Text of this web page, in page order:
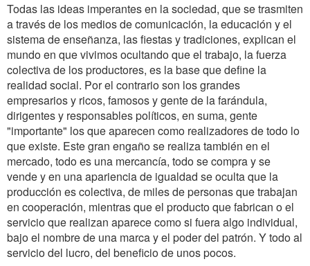
Todas las ideas imperantes en la sociedad, que se trasmiten
a través de los medios de comunicación, la educación y el
sistema de enseñanza, las fiestas y tradiciones, explican el
mundo en que vivimos ocultando que el trabajo, la fuerza
colectiva de los productores, es la base que define la
realidad social. Por el contrario son los grandes
empresarios y ricos, famosos y gente de la farándula,
dirigentes y responsables políticos, en suma, gente
"importante" los que aparecen como realizadores de todo lo
que existe. Este gran engaño se realiza también en el
mercado, todo es una mercancía, todo se compra y se
vende y en una apariencia de igualdad se oculta que la
producción es colectiva, de miles de personas que trabajan
en cooperación, mientras que el producto que fabrican o el
servicio que realizan aparece como si fuera algo individual,
bajo el nombre de una marca y el poder del patrón. Y todo al
servicio del lucro, del beneficio de unos pocos.